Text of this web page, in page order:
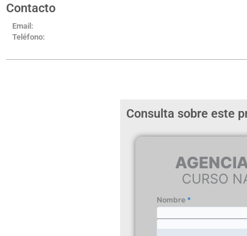
Contacto
Email:
Teléfono:
Consulta sobre este
CURSO
Nombre *